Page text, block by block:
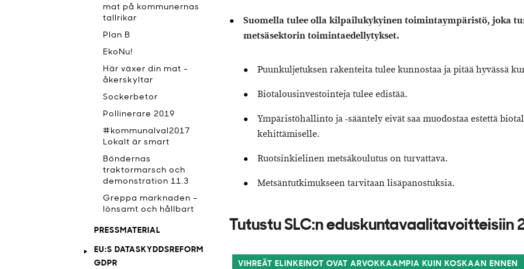
Suomella tulee olla kilpailukykyinen toimintaympäristö, joka
metsäsektorin toimintaedellytykset.
Puunkuljetuksen rakenteita tulee kunnostaa ja pitää hyvässä
Biotalousinvestointeja tulee edistää.
Ympäristöhallinto ja -sääntely eivät saa muodostaa estettä
kehittämiselle.
Ruotsinkielinen metsäkoulutus on turvattava.
Metsäntutkimukseen tarvitaan lisäpanostuksia.
Tutustu SLC:n eduskuntavaalitavoitteisiin
VIHREÄT ELINKEINOT OVAT ARVOKKAAMPIA KUIN KOSKAAN ENNEN
mat på kommunernas
tallrikar
Plan B
EkoNu!
Här växer din mat -
åkerskyltar
Sockerbetor
Pollinerare 2019
#kommunalval2017
Lokalt är smart
Böndernas
traktormarsch och
demonstration 11.3
Greppa marknaden –
lönsamt och hållbart
PRESSMATERIAL
EU:S DATASKYDDSREFORM
GDPR